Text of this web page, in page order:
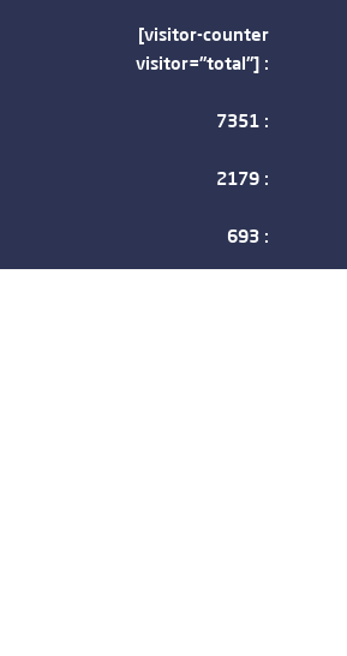
[visitor-counter
visitor="total"] :
7351 :
2179 :
693 :